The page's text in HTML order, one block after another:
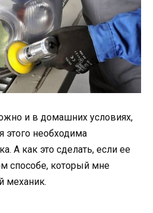
и в домашних условиях,
этого необходима
А как это сделать, если ее
способе, который мне
механик.